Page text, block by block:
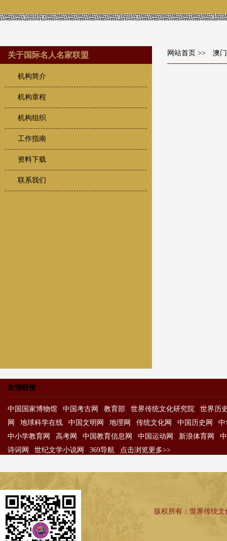
关于国际名人名家联盟
机构简介
机构章程
机构组织
工作指南
资料下载
联系我们
网站首页 >> 澳门
友情链接：
中国国家博物馆 中国考古网 教育部 世界传统文化研究院
世界历
网
地球科学在线 中国文明网 地理网 传统文化网 中国历史网
中
中小学教育网
高考网 中国教育信息网 中国运动网 新浪体育网
诗词网
世纪文学小说网 369导航 点击浏览更多>>
版权所有：世界传统